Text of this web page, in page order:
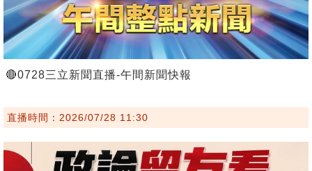
🔴0728三立新聞直播-午間新聞快報
直播時間：2026/07/28 11:30